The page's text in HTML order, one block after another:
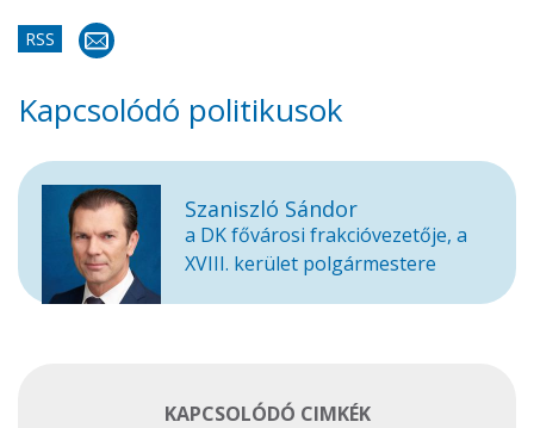
RSS
Kapcsolódó politikusok
Szaniszló Sándor
a DK fővárosi frakcióvezetője, a
XVIII. kerület polgármestere
KAPCSOLÓDÓ CIMKÉK